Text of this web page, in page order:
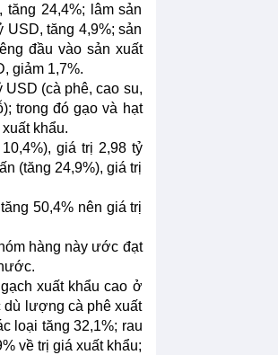
tăng 24,4%; lâm sản
USD, tăng 4,9%; sản
đầu vào sản xuất
giảm 1,7%.
USD (cà phê, cao su,
trong đó gạo và hạt
khẩu.
giá trị 2,98 tỷ
(tăng 24,9%), giá trị
50,4% nên giá trị
hàng này ước đạt
xuất khẩu cao ở
dù lượng cà phê xuất
loại tăng 32,1%; rau
về trị giá xuất khẩu;